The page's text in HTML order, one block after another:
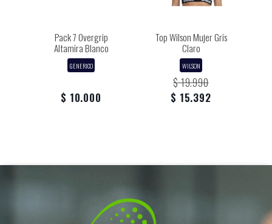
Pack 7 Overgrip
Altamira Blanco
GENERICO
$ 10.000
Top Wilson Mujer Gris
Claro
WILSON
$ 19.990
$ 15.392